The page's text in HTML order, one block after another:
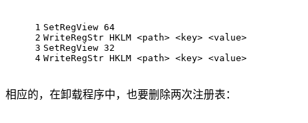
1
2
3
4
SetRegView 64
WriteRegStr HKLM <path> <key> <value>
SetRegView 32
WriteRegStr HKLM <path> <key> <value>
相应的，在卸载程序中，也要删除两次注册表：